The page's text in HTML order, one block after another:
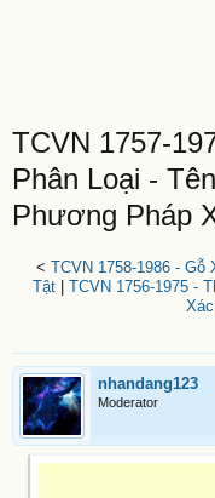
TCVN 1757-
Phân Loại -
Phương Pháp
< TCVN 1758-1986 - Gỗ
Tật
TCVN 1756-1975 -
nhandang123
Moderator